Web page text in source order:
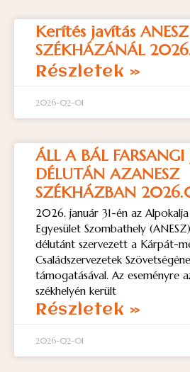
Kerítés javítás ANESZ
SZÉKHÁZÁNÁL
Részletek »
2026-02-01
ÁLL A BÁL FARSANGI
DÉLUTÁN AZANESZ
SZÉKHÁZBAN
2026. január 31-én az
Egyesület Szombathely
délutánt szervezett a Kárpát-
Családszervezetek
támogatásával. Az eseményre
székhelyén került
Részletek »
2026-02-01